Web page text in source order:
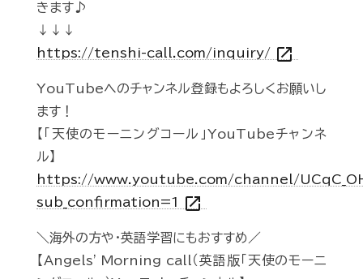
きます♪
↓↓↓
https://tenshi-call.com/inquiry/ open_in_new
YouTubeへのチャンネル登録もよろしくお願いし
ます！
【「天使のモーニングコール」YouTubeチャンネ
ル】
https://www.youtube.com/channel/
sub_confirmation=1 open_in_new
＼海外の方や・英語学習にもおすすめ／
【Angels' Morning call（英語版「天使のモーニ